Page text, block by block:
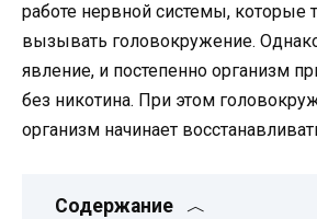
работе нервной системы, которые
вызывать головокружение.
явление, и постепенно организм
без никотина. При этом
организм начинает
Содержание